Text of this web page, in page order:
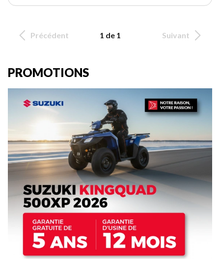
Précédent 1 de 1 Suivant
PROMOTIONS